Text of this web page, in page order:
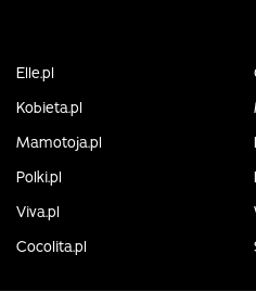
Elle.pl
Kobieta.pl
Mamotoja.pl
Polki.pl
Viva.pl
Cocolita.pl